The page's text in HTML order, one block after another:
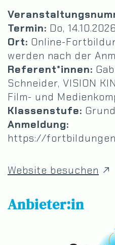
Termin: Do,
Ort: Online-
werden nach der
Referent*innen:
Schneider, VISION
Film- und
Klassenstufe:
Anmeldung:
https://
Website besuchen
Anbieter:in